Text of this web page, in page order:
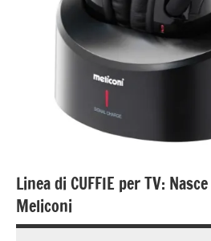
Linea di CUFFIE per TV:
Meliconi